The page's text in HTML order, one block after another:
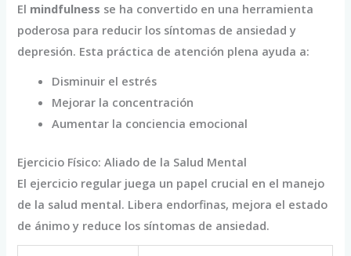
El mindfulness se ha convertido en una herramienta
poderosa para reducir los síntomas de ansiedad y
depresión. Esta práctica de atención plena ayuda a:
Disminuir el estrés
Mejorar la concentración
Aumentar la conciencia emocional
Ejercicio Físico: Aliado de la Salud Mental
El ejercicio regular juega un papel crucial en el manejo
de la salud mental. Libera endorfinas, mejora el estado
de ánimo y reduce los síntomas de ansiedad.